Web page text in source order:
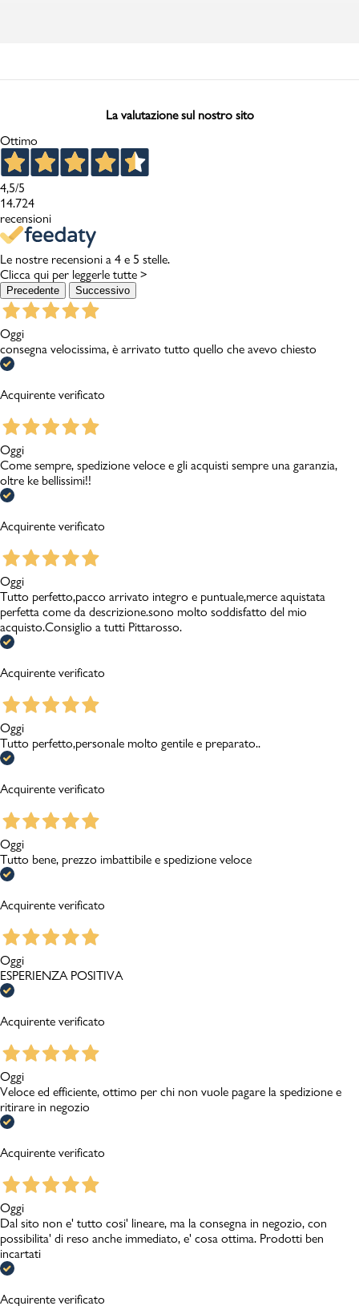
La valutazione sul nostro sito
Ottimo
4,5/5
14.724
recensioni
Le nostre recensioni a 4 e 5 stelle.
Clicca qui per leggerle tutte >
Precedente Successivo
Oggi
consegna velocissima, è arrivato tutto quello che avevo chiesto
Acquirente verificato
Oggi
Come sempre, spedizione veloce e gli acquisti sempre una garanzia,
oltre ke bellissimi!!
Acquirente verificato
Oggi
Tutto perfetto,pacco arrivato integro e puntuale,merce aquistata
perfetta come da descrizione.sono molto soddisfatto del mio
acquisto.Consiglio a tutti Pittarosso.
Acquirente verificato
Oggi
Tutto perfetto,personale molto gentile e preparato..
Acquirente verificato
Oggi
Tutto bene, prezzo imbattibile e spedizione veloce
Acquirente verificato
Oggi
ESPERIENZA POSITIVA
Acquirente verificato
Oggi
Veloce ed efficiente, ottimo per chi non vuole pagare la spedizione e
ritirare in negozio
Acquirente verificato
Oggi
Dal sito non e' tutto cosi' lineare, ma la consegna in negozio, con
possibilita' di reso anche immediato, e' cosa ottima. Prodotti ben
incartati
Acquirente verificato